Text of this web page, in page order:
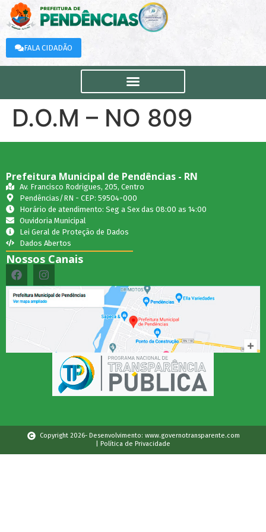
FALA CIDADÃO
D.O.M – NO 809
Prefeitura Municipal de Pendências - RN
Av. Francisco Rodrigues, 205, Centro
Pendências/RN - CEP: 59504-000
Horário de atendimento: Seg a Sex das 08:00 as 14:00
Ouvidoria Municipal
Lei Geral de Proteção de Dados
Dados Abertos
Nossos Canais
Copyright 2026- Desenvolvimento: www.governotransparente.com
| Política de Privacidade